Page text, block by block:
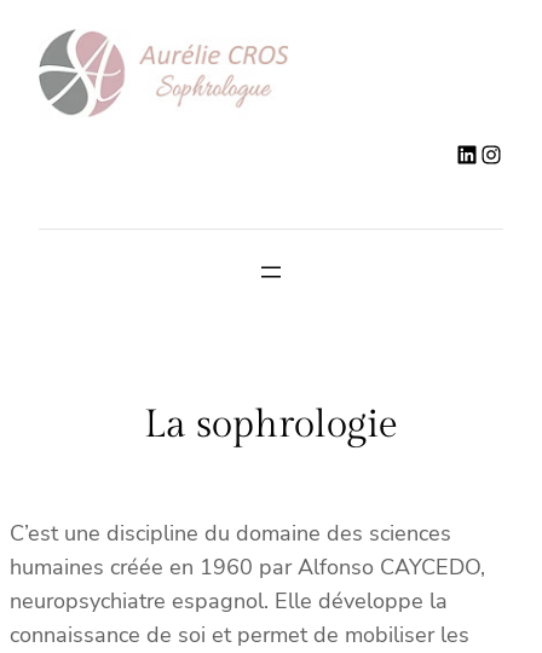
contenu
LinkedIn Instagram
La sophrologie
C’est une discipline du domaine des sciences
humaines créée en 1960 par Alfonso CAYCEDO,
neuropsychiatre espagnol. Elle développe la
connaissance de soi et permet de mobiliser les